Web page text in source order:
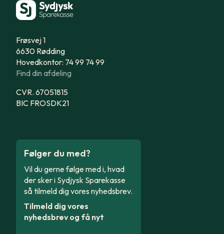
Frøsvej 1
6630 Rødding
Hovedkontor: 74 99 74 99
Find din afdeling
CVR. 67051815
BIC FROSDK21
Følger du med?
Vil du gerne følge med i, hvad
der sker i Sydjysk Sparekasse
så tilmeld dig vores nyhedsbrev.
Tilmeld dig vores
nyhedsbrev og få nyt